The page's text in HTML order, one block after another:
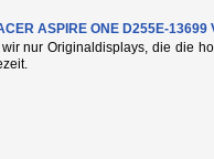
ASPIRE ONE D255E-13699
nur Originaldisplays, die die